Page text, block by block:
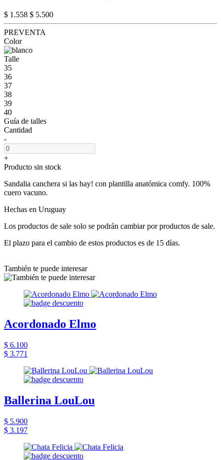
$ 1.558 $ 5.500
PREVENTA
Color
Talle
35
36
37
38
39
40
Guía de talles
Cantidad
-
+
Producto sin stock
Sandalia canchera si las hay! con plantilla anatómica comfy. 100%
cuero vacuno.
Hechas en Uruguay
Los productos de sale solo se podrán cambiar por productos de sale.
El plazo para el cambio de estos productos es de 15 días.
También te puede interesar
Acordonado Elmo
$ 6.100
$ 3.771
Ballerina LouLou
$ 5.900
$ 3.197